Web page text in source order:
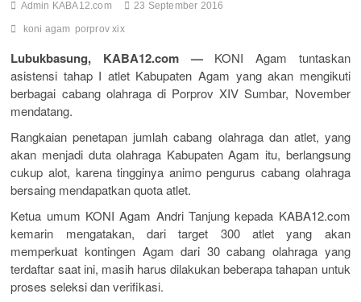
Admin KABA12.com 23 September 2016
koni agam porprov xix
Lubukbasung, KABA12.com —KONI Agam tuntaskan
asistensi tahap I atlet Kabupaten Agam yang akan mengikuti
berbagai cabang olahraga di Porprov XIV Sumbar, November
mendatang.
Rangkaian penetapan jumlah cabang olahraga dan atlet, yang
akan menjadi duta olahraga Kabupaten Agam itu, berlangsung
cukup alot, karena tingginya animo pengurus cabang olahraga
bersaing mendapatkan quota atlet.
Ketua umum KONI Agam Andri Tanjung kepada KABA12.com
kemarin mengatakan, dari target 300 atlet yang akan
memperkuat kontingen Agam dari 30 cabang olahraga yang
terdaftar saat ini, masih harus dilakukan beberapa tahapan untuk
proses seleksi dan verifikasi.